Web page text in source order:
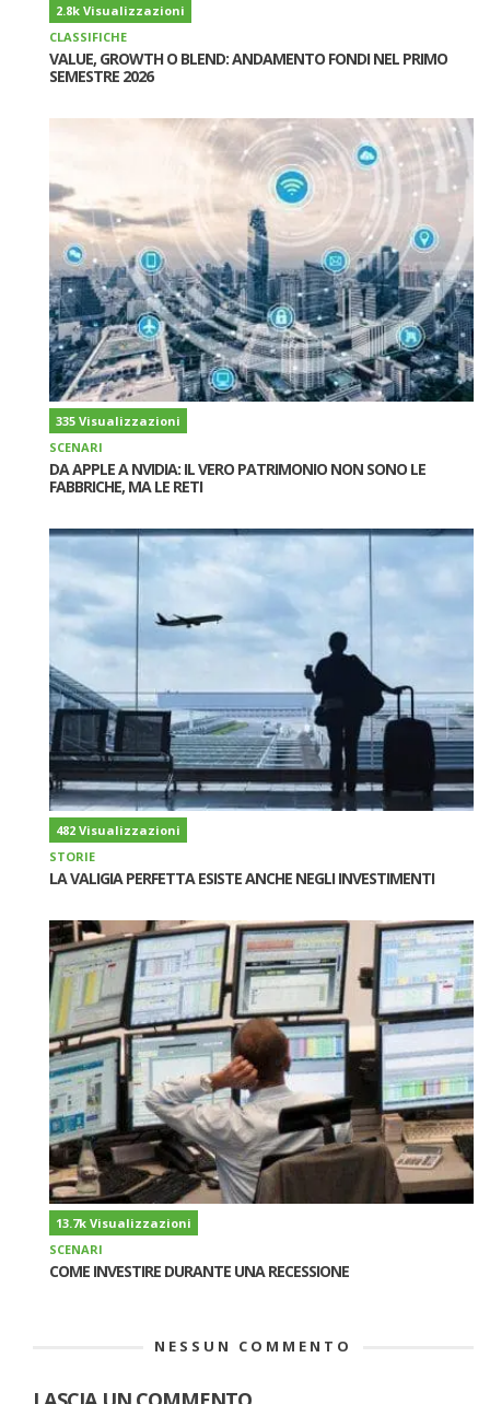
2.8k Visualizzazioni
CLASSIFICHE
VALUE, GROWTH O BLEND: ANDAMENTO FONDI NEL PRIMO
SEMESTRE 2026
335 Visualizzazioni
SCENARI
DA APPLE A NVIDIA: IL VERO PATRIMONIO NON SONO LE
FABBRICHE, MA LE RETI
482 Visualizzazioni
STORIE
LA VALIGIA PERFETTA ESISTE ANCHE NEGLI INVESTIMENTI
13.7k Visualizzazioni
SCENARI
COME INVESTIRE DURANTE UNA RECESSIONE
NESSUN COMMENTO